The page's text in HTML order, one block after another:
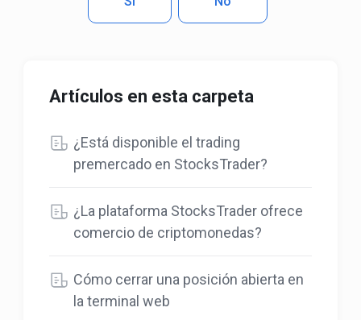
Artículos en esta carpeta
¿Está disponible el trading
premercado en StocksTrader?
¿La plataforma StocksTrader ofrece
comercio de criptomonedas?
Cómo cerrar una posición abierta en
la terminal web